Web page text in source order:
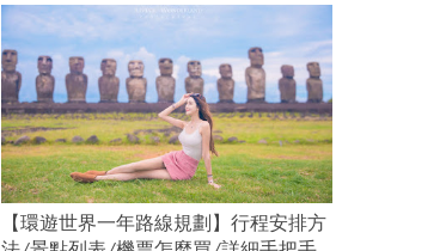
【環遊世界一年路線規劃】行程安排方